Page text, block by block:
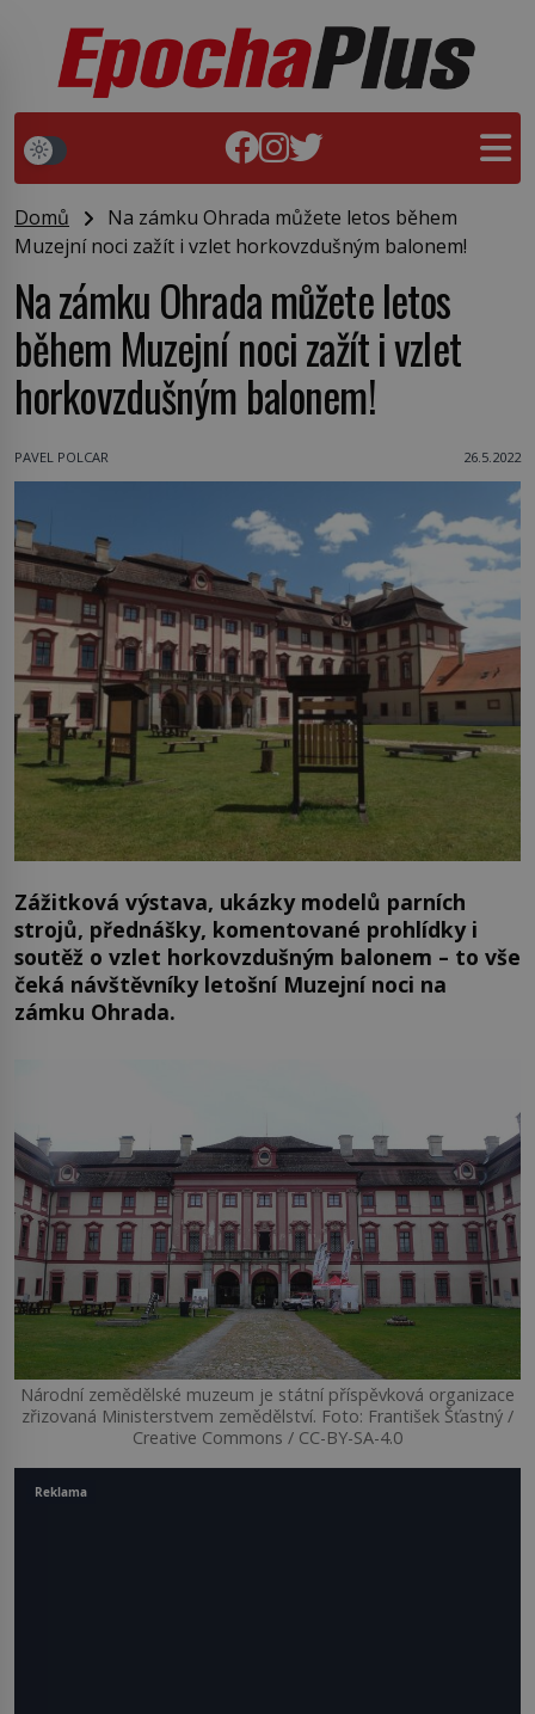
Domů
Na zámku Ohrada můžete letos během
Muzejní noci zažít i vzlet horkovzdušným balonem!
Na zámku Ohrada můžete letos
během Muzejní noci zažít i vzlet
horkovzdušným balonem!
PAVEL POLCAR 26.5.2022
Zážitková výstava, ukázky modelů parních
strojů, přednášky, komentované prohlídky i
soutěž o vzlet horkovzdušným balonem – to vše
čeká návštěvníky letošní Muzejní noci na
zámku Ohrada.
Národní zemědělské muzeum je státní příspěvková organizace
zřizovaná Ministerstvem zemědělství. Foto: František Šťastný /
Creative Commons / CC-BY-SA-4.0
Reklama